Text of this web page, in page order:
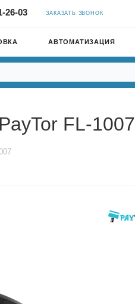
26-03 ЗАКАЗАТЬ ЗВОНОК
АВТОМАТИЗАЦИЯ
FL-1007